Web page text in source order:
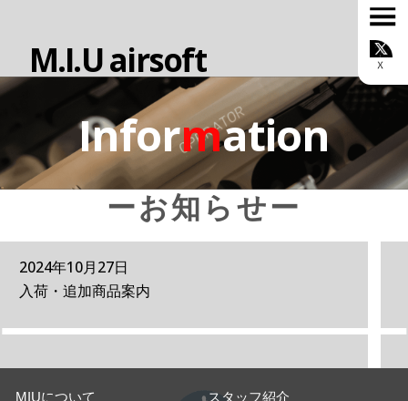
お知らせ
ONLINE SHOP
MIUについて
カスタムサービス
スタッフ紹介
ルール
ギャラリー
M.I.U airsoft
Information
ーお知らせー
2024年10月27日
入荷・追加商品案内
MIUについて
スタッフ紹介